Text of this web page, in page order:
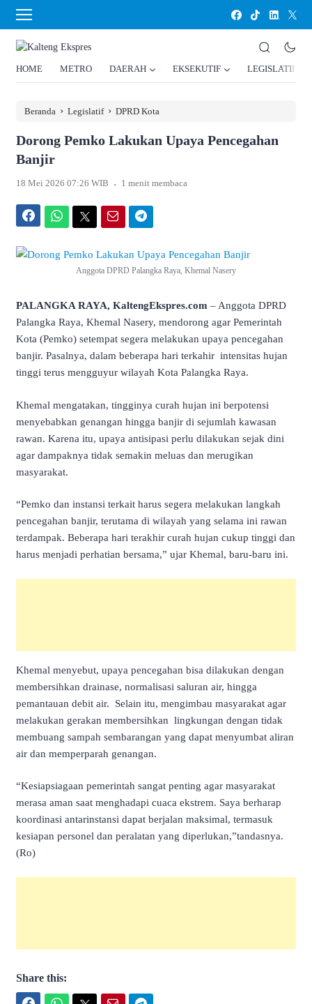
HOME METRO DAERAH EKSEKUTIF LEGISLATIF
Beranda › Legislatif › DPRD Kota
Dorong Pemko Lakukan Upaya Pencegahan
Banjir
18 Mei 2026 07:26 WIB . 1 menit membaca
Anggota DPRD Palangka Raya, Khemal Nasery
PALANGKA RAYA, KaltengEkspres.com – Anggota DPRD
Palangka Raya, Khemal Nasery, mendorong agar Pemerintah
Kota (Pemko) setempat segera melakukan upaya pencegahan
banjir. Pasalnya, dalam beberapa hari terkahir intensitas hujan
tinggi terus mengguyur wilayah Kota Palangka Raya.
Khemal mengatakan, tingginya curah hujan ini berpotensi
menyebabkan genangan hingga banjir di sejumlah kawasan
rawan. Karena itu, upaya antisipasi perlu dilakukan sejak dini
agar dampaknya tidak semakin meluas dan merugikan
masyarakat.
“Pemko dan instansi terkait harus segera melakukan langkah
pencegahan banjir, terutama di wilayah yang selama ini rawan
terdampak. Beberapa hari terakhir curah hujan cukup tinggi dan
harus menjadi perhatian bersama,” ujar Khemal, baru-baru ini.
Khemal menyebut, upaya pencegahan bisa dilakukan dengan
membersihkan drainase, normalisasi saluran air, hingga
pemantauan debit air. Selain itu, mengimbau masyarakat agar
melakukan gerakan membersihkan lingkungan dengan tidak
membuang sampah sembarangan yang dapat menyumbat aliran
air dan memperparah genangan.
“Kesiapsiagaan pemerintah sangat penting agar masyarakat
merasa aman saat menghadapi cuaca ekstrem. Saya berharap
koordinasi antarinstansi dapat berjalan maksimal, termasuk
kesiapan personel dan peralatan yang diperlukan,”tandasnya.
(Ro)
Share this: